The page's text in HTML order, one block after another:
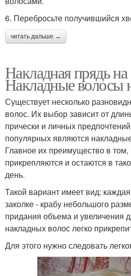
6. Перебросьте получившийся
читать дальше →
Накладная прядь на
Накладные волосы
Существует несколько
волос. Их выбор зависит от
прически и личных
популярных являются
Главное их преимущество в том,
прикрепляются и остаются в
день.
Такой вариант имеет вид:
заколке - крабу небольшого
придания объема и увеличения
накладных волос легко
Для этого нужно следовать